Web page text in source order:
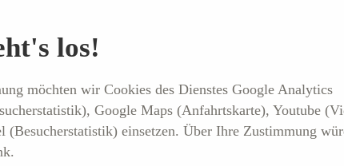
los!
möchten wir Cookies des Dienstes Google Analytics
Google Maps (Anfahrtskarte), Youtube
(Besucherstatistik) einsetzen. Über Ihre Zustimmung